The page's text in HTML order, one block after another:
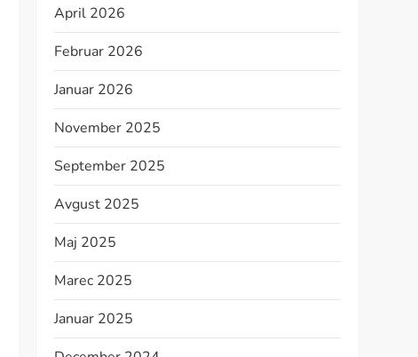
April 2026
Februar 2026
Januar 2026
November 2025
September 2025
Avgust 2025
Maj 2025
Marec 2025
Januar 2025